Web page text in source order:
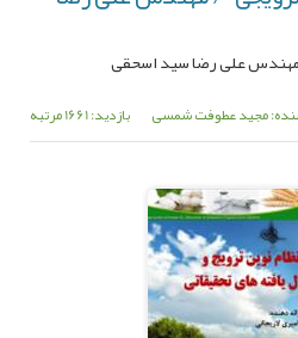
مهندس علی رضا سید اسحقی
مجید عطوفت شمسی بازدید: 1661 مرتبه